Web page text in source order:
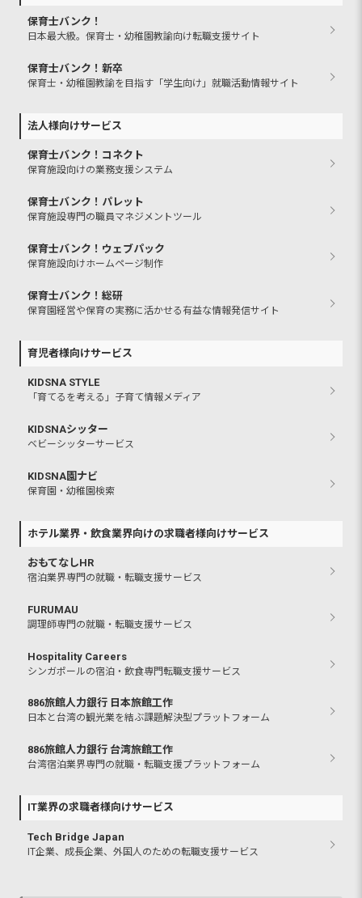
保育士バンク！
日本最大級。保育士・幼稚園教諭向け転職支援サイト
保育士バンク！新卒
保育士・幼稚園教諭を目指す「学生向け」就職活動情報サイト
法人様向けサービス
保育士バンク！コネクト
保育施設向けの業務支援システム
保育士バンク！パレット
保育施設専門の職員マネジメントツール
保育士バンク！ウェブパック
保育施設向けホームページ制作
保育士バンク！総研
保育園経営や保育の実務に活かせる有益な情報発信サイト
育児者様向けサービス
KIDSNA STYLE
「育てるを考える」子育て情報メディア
KIDSNAシッター
ベビーシッターサービス
KIDSNA園ナビ
保育園・幼稚園検索
ホテル業界・飲食業界向けの求職者様向けサービス
おもてなしHR
宿泊業界専門の就職・転職支援サービス
FURUMAU
調理師専門の就職・転職支援サービス
Hospitality Careers
シンガポールの宿泊・飲食専門転職支援サービス
886旅館人力銀行 日本旅館工作
日本と台湾の観光業を結ぶ課題解決型プラットフォーム
886旅館人力銀行 台湾旅館工作
台湾宿泊業界専門の就職・転職支援プラットフォーム
IT業界の求職者様向けサービス
Tech Bridge Japan
IT企業、成長企業、外国人のための転職支援サービス